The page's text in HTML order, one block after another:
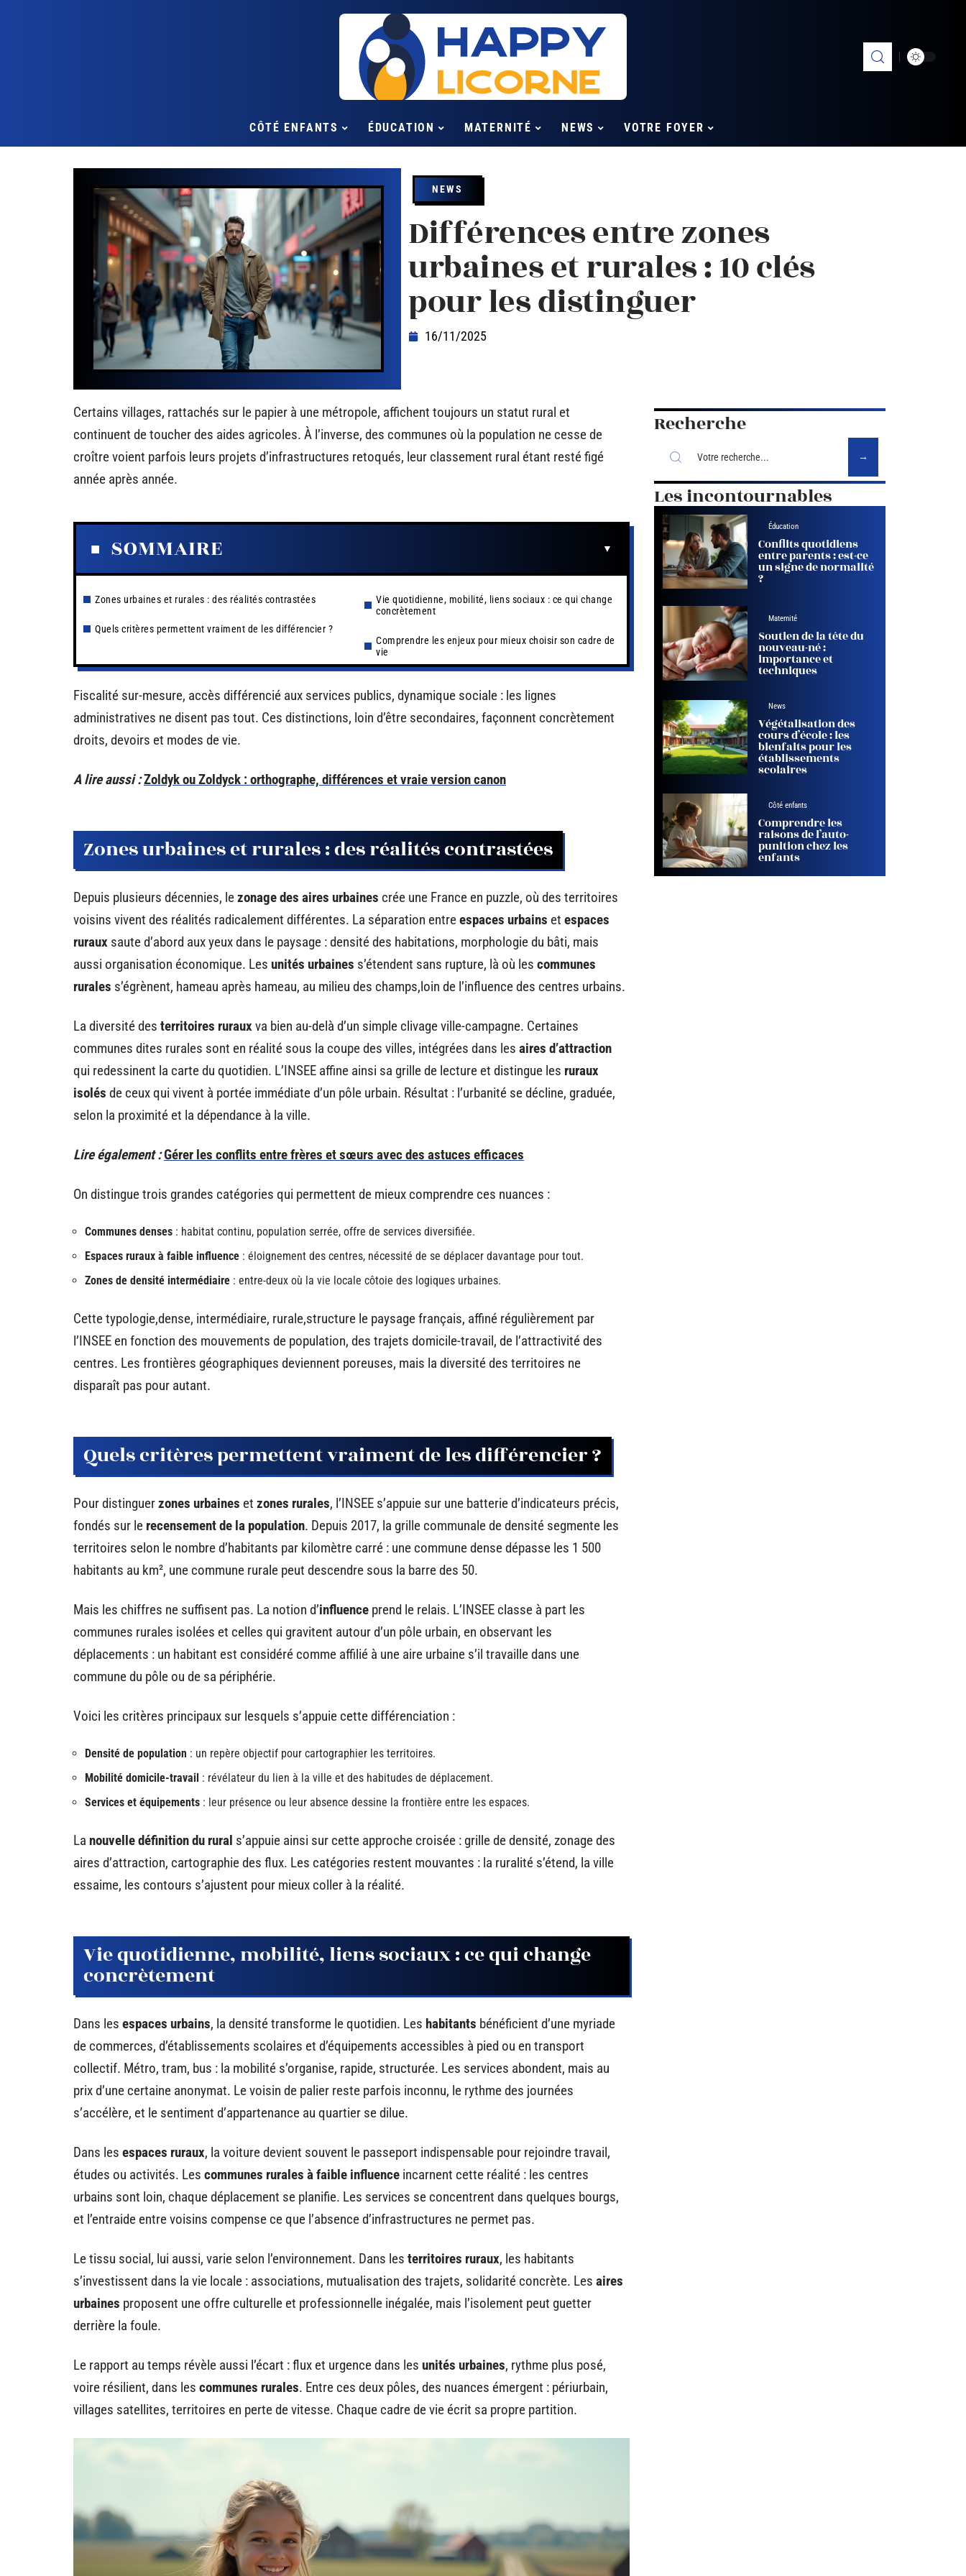
CÔTÉ ENFANTS ÉDUCATION MATERNITÉ NEWS VOTRE FOYER
NEWS
Différences entre zones
urbaines et rurales : 10 clés
pour les distinguer
16/11/2025
Certains villages, rattachés sur le papier à une métropole, affichent toujours un statut rural et
continuent de toucher des aides agricoles. À l’inverse, des communes où la population ne cesse de
croître voient parfois leurs projets d’infrastructures retoqués, leur classement rural étant resté figé
année après année.
SOMMAIRE
Zones urbaines et rurales : des réalités contrastées
Quels critères permettent vraiment de les différencier ?
Vie quotidienne, mobilité, liens sociaux : ce qui change
concrètement
Comprendre les enjeux pour mieux choisir son cadre de
vie
Fiscalité sur-mesure, accès différencié aux services publics, dynamique sociale : les lignes
administratives ne disent pas tout. Ces distinctions, loin d’être secondaires, façonnent concrètement
droits, devoirs et modes de vie.
A lire aussi :Zoldyk ou Zoldyck : orthographe, différences et vraie version canon
Zones urbaines et rurales : des réalités contrastées
Depuis plusieurs décennies, lezonage des aires urbaines crée une France en puzzle, où des territoires
voisins vivent des réalités radicalement différentes. La séparation entreespaces urbains et espaces
ruraux saute d’abord aux yeux dans le paysage : densité des habitations, morphologie du bâti, mais
aussi organisation économique. Les unités urbaines s’étendent sans rupture, là où les communes
rurales s’égrènent, hameau après hameau, au milieu des champs,loin de l’influence des centres urbains.
La diversité des territoires rurauxva bien au-delà d’un simple clivage ville-campagne. Certaines
communes dites rurales sont en réalité sous la coupe des villes, intégrées dans les aires d’attraction
qui redessinent la carte du quotidien. L’INSEE affine ainsi sa grille de lecture et distingue les ruraux
isolés de ceux qui vivent à portée immédiate d’un pôle urbain. Résultat : l’urbanité se décline, graduée,
selon la proximité et la dépendance à la ville.
Lire également :Gérer les conflits entre frères et sœurs avec des astuces efficaces
On distingue trois grandes catégories qui permettent de mieux comprendre ces nuances :
Communes denses : habitat continu, population serrée, offre de services diversifiée.
Espaces ruraux à faible influence : éloignement des centres, nécessité de se déplacer davantage pour tout.
Zones de densité intermédiaire : entre-deux où la vie locale côtoie des logiques urbaines.
Cette typologie,dense, intermédiaire, rurale,structure le paysage français, affiné régulièrement par
l’INSEE en fonction des mouvements de population, des trajets domicile-travail, de l’attractivité des
centres. Les frontières géographiques deviennent poreuses, mais la diversité des territoires ne
disparaît pas pour autant.
Quels critères permettent vraiment de les différencier ?
Pour distinguerzones urbaines et zones rurales, l’INSEE s’appuie sur une batterie d’indicateurs précis,
fondés sur le recensement de la population. Depuis 2017, la grille communale de densité segmente les
territoires selon le nombre d’habitants par kilomètre carré : une commune dense dépasse les 1 500
habitants au km², une commune rurale peut descendre sous la barre des 50.
Mais les chiffres ne suffisent pas. La notion d’influence prend le relais. L’INSEE classe à part les
communes rurales isolées et celles qui gravitent autour d’un pôle urbain, en observant les
déplacements : un habitant est considéré comme affilié à une aire urbaine s’il travaille dans une
commune du pôle ou de sa périphérie.
Voici les critères principaux sur lesquels s’appuie cette différenciation :
Densité de population : un repère objectif pour cartographier les territoires.
Mobilité domicile-travail : révélateur du lien à la ville et des habitudes de déplacement.
Services et équipements : leur présence ou leur absence dessine la frontière entre les espaces.
La nouvelle définition du rural s’appuie ainsi sur cette approche croisée : grille de densité, zonage des
aires d’attraction, cartographie des flux. Les catégories restent mouvantes : la ruralité s’étend, la ville
essaime, les contours s’ajustent pour mieux coller à la réalité.
Vie quotidienne, mobilité, liens sociaux : ce qui change
concrètement
Dans les espaces urbains, la densité transforme le quotidien. Les habitants bénéficient d’une myriade
de commerces, d’établissements scolaires et d’équipements accessibles à pied ou en transport
collectif. Métro, tram, bus : la mobilité s’organise, rapide, structurée. Les services abondent, mais au
prix d’une certaine anonymat. Le voisin de palier reste parfois inconnu, le rythme des journées
s’accélère, et le sentiment d’appartenance au quartier se dilue.
Dans les espaces ruraux, la voiture devient souvent le passeport indispensable pour rejoindre travail,
études ou activités. Les communes rurales à faible influence incarnent cette réalité : les centres
urbains sont loin, chaque déplacement se planifie. Les services se concentrent dans quelques bourgs,
et l’entraide entre voisins compense ce que l’absence d’infrastructures ne permet pas.
Le tissu social, lui aussi, varie selon l’environnement. Dans les territoires ruraux, les habitants
s’investissent dans la vie locale : associations, mutualisation des trajets, solidarité concrète. Les aires
urbaines proposent une offre culturelle et professionnelle inégalée, mais l’isolement peut guetter
derrière la foule.
Le rapport au temps révèle aussi l’écart : flux et urgence dans les unités urbaines, rythme plus posé,
voire résilient, dans les communes rurales. Entre ces deux pôles, des nuances émergent : périurbain,
villages satellites, territoires en perte de vitesse. Chaque cadre de vie écrit sa propre partition.
Recherche
Les incontournables
Éducation
Conflits quotidiens
entre parents : est-ce
un signe de normalité
?
Maternité
Soutien de la tête du
nouveau-né :
importance et
techniques
News
Végétalisation des
cours d’école : les
bienfaits pour les
établissements
scolaires
Côté enfants
Comprendre les
raisons de l’auto-
punition chez les
enfants